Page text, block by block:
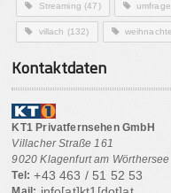
Streaming (47) umfrage
villach (132)
Kontaktdaten
KT1 Privatfernsehen GmbH
Villacher Straße 161
9020 Klagenfurt am Wörthersee
Tel: +43 463 / 51 52 53